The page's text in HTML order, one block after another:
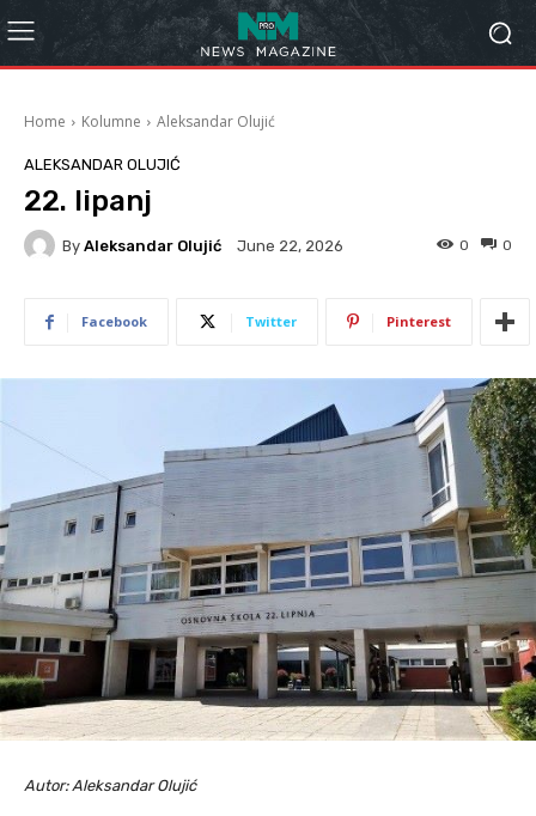
Home Kolumne Aleksandar Olujić
ALEKSANDAR OLUJIĆ
22. lipanj
By Aleksandar Olujić June 22, 2026 0
0
Facebook Twitter Pinterest
Autor: Aleksandar Olujić